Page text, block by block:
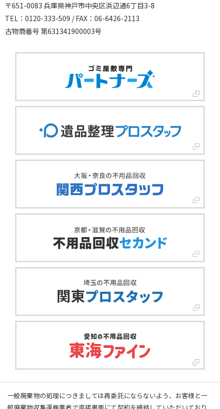
〒651-0083 兵庫県神戸市中央区浜辺通6丁目3-8
TEL：0120-333-509 / FAX：06-6426-2113
古物商番号 第631341900003号
一般廃棄物の処理につきましては再委託にならないよう、お客様と一